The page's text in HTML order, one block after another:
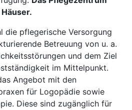
die pflegerische Versorgung
Betreuung von u. a.
und dem Ziel
im Mittelpunkt.
Angebot mit den
für Logopädie sowie
Diese sind zugänglich für